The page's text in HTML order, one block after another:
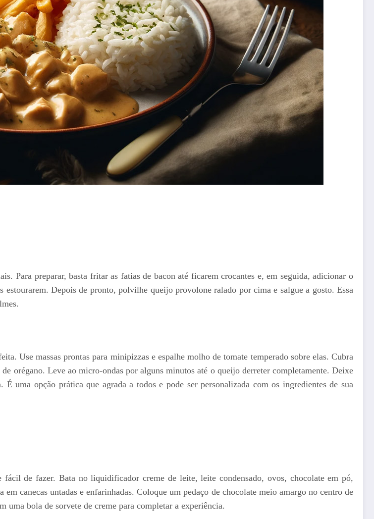
Para preparar, basta fritar as fatias de bacon até ficarem crocantes e, em seguida, adicionar o
estourarem. Depois de pronto, polvilhe queijo provolone ralado por cima e salgue a gosto. Essa
Use massas prontas para minipizzas e espalhe molho de tomate temperado sobre elas. Cubra
orégano. Leve ao micro-ondas por alguns minutos até o queijo derreter completamente. Deixe
uma opção prática que agrada a todos e pode ser personalizada com os ingredientes de sua
fácil de fazer. Bata no liquidificador creme de leite, leite condensado, ovos, chocolate em pó,
canecas untadas e enfarinhadas. Coloque um pedaço de chocolate meio amargo no centro de
uma bola de sorvete de creme para completar a experiência.